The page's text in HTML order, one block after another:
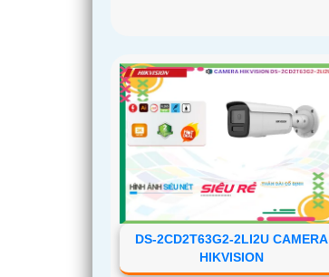
DS-2CD2T63G2-2LI2U CAMERA
HIKVISION